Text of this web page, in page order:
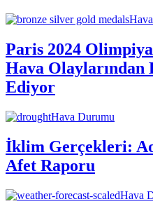
Paris 2024
Hava Olaylarından
Ediyor
Hava Durumu
İklim Gerçekleri:
Afet Raporu
Hava